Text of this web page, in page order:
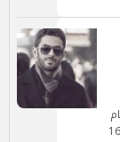
في ودولة قطر بعدما قدم اداء راقي للغاية في دور الـ 16